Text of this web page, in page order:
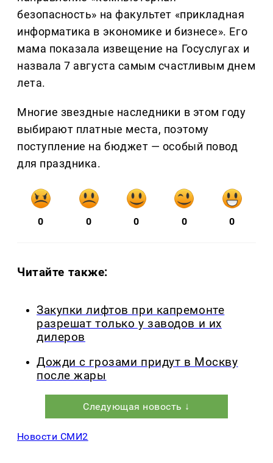
безопасность» на факультет «прикладная
информатика в экономике и бизнесе». Его
мама показала извещение на Госуслугах и
назвала 7 августа самым счастливым днем
лета.
Многие звездные наследники в этом году
выбирают платные места, поэтому
поступление на бюджет — особый повод
для праздника.
0 0 0 0 0
Читайте также:
Закупки лифтов при капремонте
разрешат только у заводов и их
дилеров
Дожди с грозами придут в Москву
после жары
Следующая новость ↓
Новости СМИ2